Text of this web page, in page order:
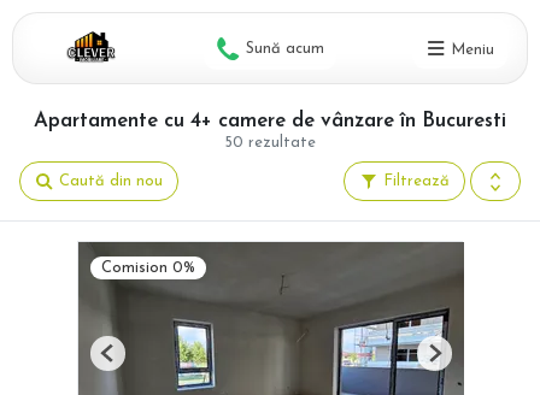
Sună acum Meniu
50 rezultate
Apartamente cu 4+ camere de vânzare în Bucuresti
Filtrează
Caută din nou
Comision 0%
Previous Next